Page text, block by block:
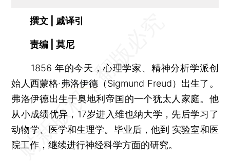
撰文 | 戚译引
责编 | 莫尼
1856 年的今天，心理学家、精神分析学派创
始人西蒙格·弗洛伊德 （Sigmund Freud）出生了。
弗洛伊德出生于奥地利帝国的一个犹太人家庭。他
从小成绩优异，17岁进入维也纳大学，先后学习了
动物学、医学和生理学。毕业后，他到 实验室和医
院工作，继续进行神经科学方面的研究。